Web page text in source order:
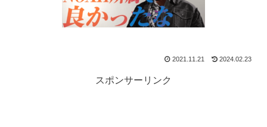
2021.11.21 2024.02.23
スポンサーリンク